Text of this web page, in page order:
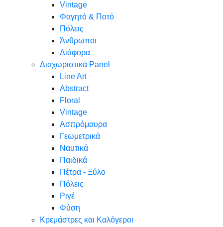
Vintage
Φαγητό & Ποτό
Πόλεις
Άνθρωποι
Διάφορα
Διαχωριστικά Panel
Line Art
Abstract
Floral
Vintage
Ασπρόμαυρα
Γεωμετρικά
Ναυτικά
Παιδικά
Πέτρα - Ξύλο
Πόλεις
Ριγέ
Φύση
Κρεμάστρες και Καλόγεροι